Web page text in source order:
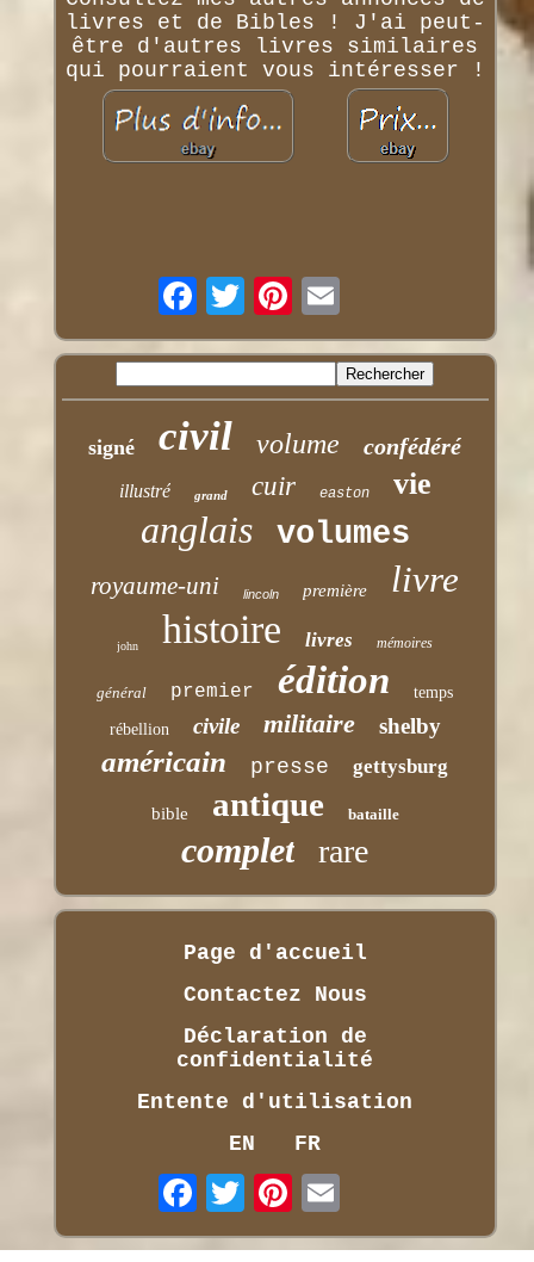
livres et de Bibles ! J'ai peut-
être d'autres livres similaires
qui pourraient vous intéresser !
signé civil volume confédéré
illustré grand cuir easton vie
anglais volumes
royaume-uni lincoln première livre
john histoire livres mémoires
général premier édition temps
rébellion civile militaire shelby
américain presse gettysburg
bible antique bataille
complet rare
Page d'accueil
Contactez Nous
Déclaration de
confidentialité
Entente d'utilisation
EN
FR